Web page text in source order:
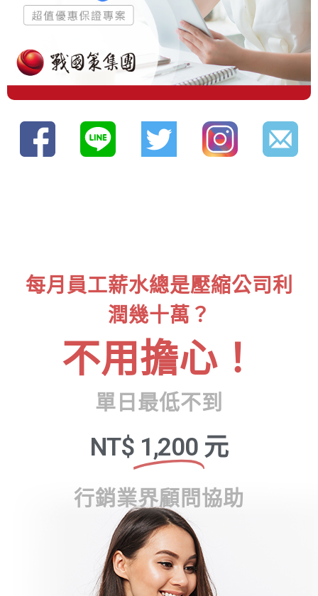
每月員工薪水總是壓縮公司利
潤幾十萬？
不用擔心！
單日最低不到
NT$ 1,200 元
行銷業界顧問協助